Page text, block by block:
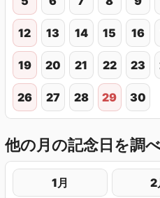
12 13 14 15 16
19 20 21 22 23
26 27 28 29 30
他の月の記念日を調
1月 2